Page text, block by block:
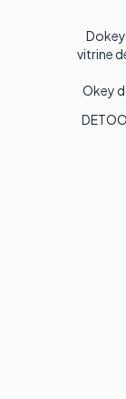
Dokey
vitrine
Okey